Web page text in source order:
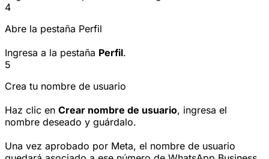
4
Abre la pestaña Perfil
Ingresa a la pestaña Perfil.
5
Crea tu nombre de usuario
Haz clic en Crear nombre de usuario, ingresa el
nombre deseado y guárdalo.
Una vez aprobado por Meta, el nombre de usuario